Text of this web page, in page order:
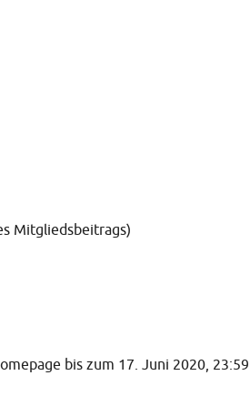
Mitgliedsbeitrags)
bis zum 17. Juni 2020,